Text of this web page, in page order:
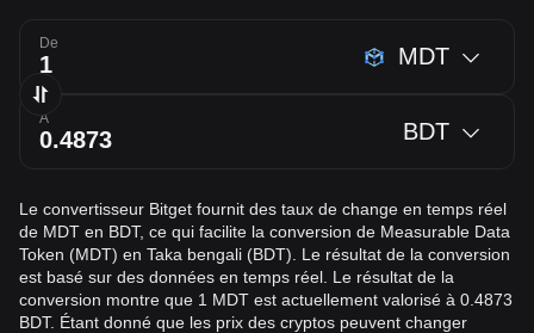
De MDT
À BDT
Le convertisseur Bitget fournit des taux de change en temps réel
de MDT en BDT, ce qui facilite la conversion de Measurable Data
Token (MDT) en Taka bengali (BDT). Le résultat de la conversion
est basé sur des données en temps réel. Le résultat de la
conversion montre que 1 MDT est actuellement valorisé à 0.4873
BDT. Étant donné que les prix des cryptos peuvent changer